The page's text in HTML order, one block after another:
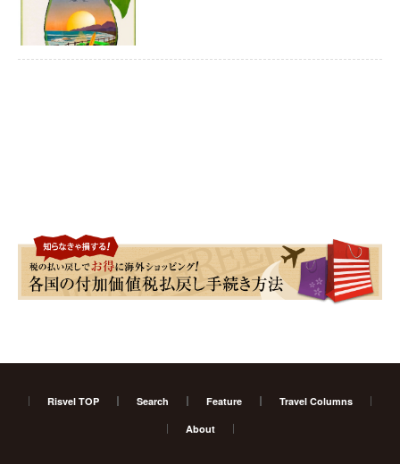
Risvel TOP Search Feature Travel Columns
About